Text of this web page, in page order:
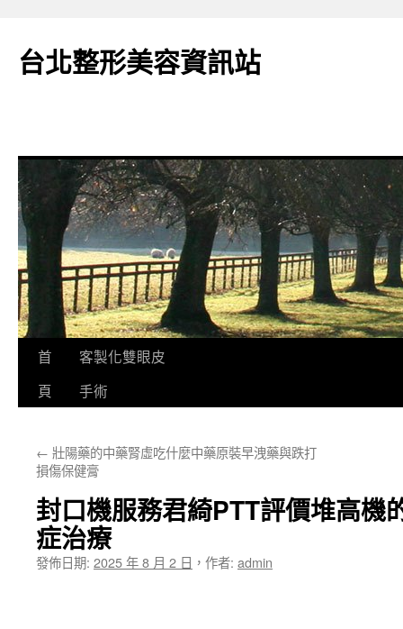
台北整形美容資訊站
跳
要
容
首
頁
客製化雙眼皮
手術
← 壯陽藥的中藥腎虛吃什麼中藥原裝早洩藥與跌打
損傷保健膏
封口機服務君綺PTT評價堆高機
症治療
發佈日期: 2025 年 8 月 2 日 ， 作者: admin